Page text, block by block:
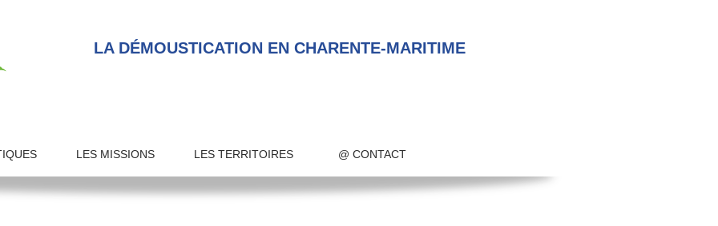
LA DÉMOUSTICATION EN CHARENTE-MARITIME
LES MISSIONS LES TERRITOIRES @ CONTACT